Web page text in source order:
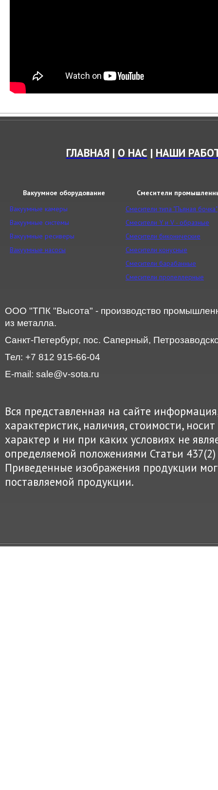
ГЛАВНАЯ | О НАС | НАШИ
Вакуумное оборудование
Смесители
Вакуумные камеры
Вакуумные системы
Вакуумные ресиверы
Вакуумные насосы
Смесители типа "Пьяная бочка"
Смесители Y и V - образные
Смесители биконические
Смесители конусные
Смесители барабанные
Смесители пропеллерные
ООО "ТПК "Высота" - производство
из металла.
Санкт-Петербург, пос. Саперный,
Тел: +7 812 915-66-04
E-mail: sale@v-sota.ru
Вся представленная на сайте
характеристик, наличия, стоимости,
характер и ни при каких условиях не
определяемой положениями Статьи
Приведенные изображения продукции
поставляемой продукции.